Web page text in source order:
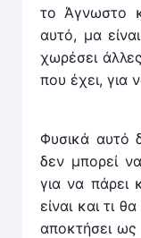
το Άγνωστο
αυτό, μα
χωρέσει
που έχει, για
Φυσικά αυτό
δεν μπορεί
για να πάρει
είναι και τι
αποκτήσει ως